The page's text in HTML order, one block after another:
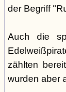
der Begriff
Auch die
zählten
wurden aber